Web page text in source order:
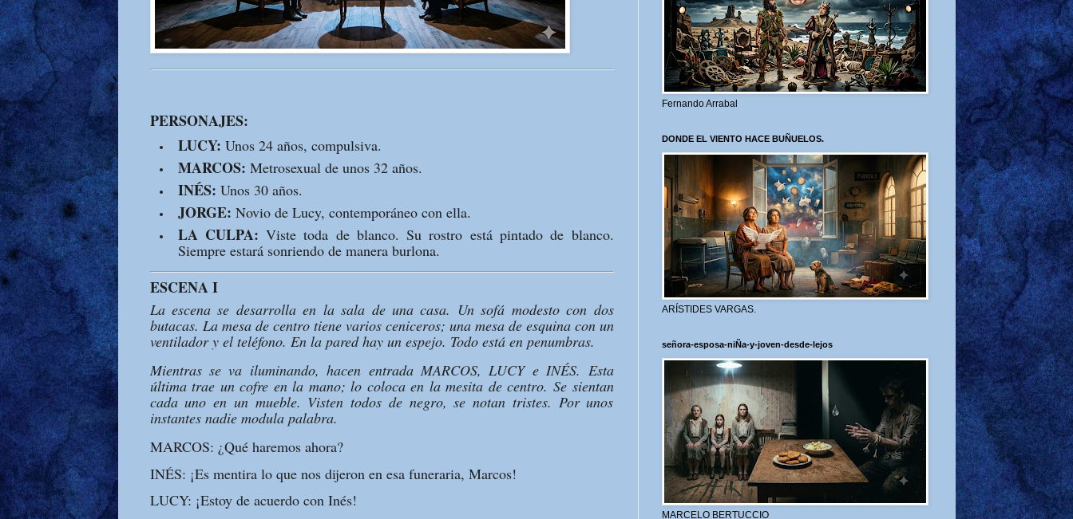
PERSONAJES:
LUCY: Unos 24 años, compulsiva.
MARCOS: Metrosexual de unos 32 años.
INÉS: Unos 30 años.
JORGE: Novio de Lucy, contemporáneo con ella.
LA CULPA: Viste toda de blanco. Su rostro está pintado de blanco.
Siempre estará sonriendo de manera burlona.
ESCENA I
La escena se desarrolla en la sala de una casa. Un sofá modesto con dos
butacas. La mesa de centro tiene varios ceniceros; una mesa de esquina con un
ventilador y el teléfono. En la pared hay un espejo. Todo está en penumbras.
Mientras se va iluminando, hacen entrada MARCOS, LUCY e INÉS. Esta
última trae un cofre en la mano; lo coloca en la mesita de centro. Se sientan
cada uno en un mueble. Visten todos de negro, se notan tristes. Por unos
instantes nadie modula palabra.
MARCOS: ¿Qué haremos ahora?
INÉS: ¡Es mentira lo que nos dijeron en esa funeraria, Marcos!
LUCY: ¡Estoy de acuerdo con Inés!
Fernando Arrabal
DONDE EL VIENTO HACE BUÑUELOS.
ARÍSTIDES VARGAS.
señora-esposa-niÑa-y-joven-desde-lejos
MARCELO BERTUCCIO